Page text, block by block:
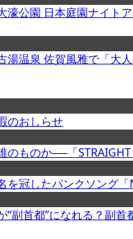
濠公園 日本庭園ナイト
湯温泉 佐賀風雅で「大
のおしらせ
のものか──「STRAIGHT
を冠したパンクソング
“副首都”になれる？副首